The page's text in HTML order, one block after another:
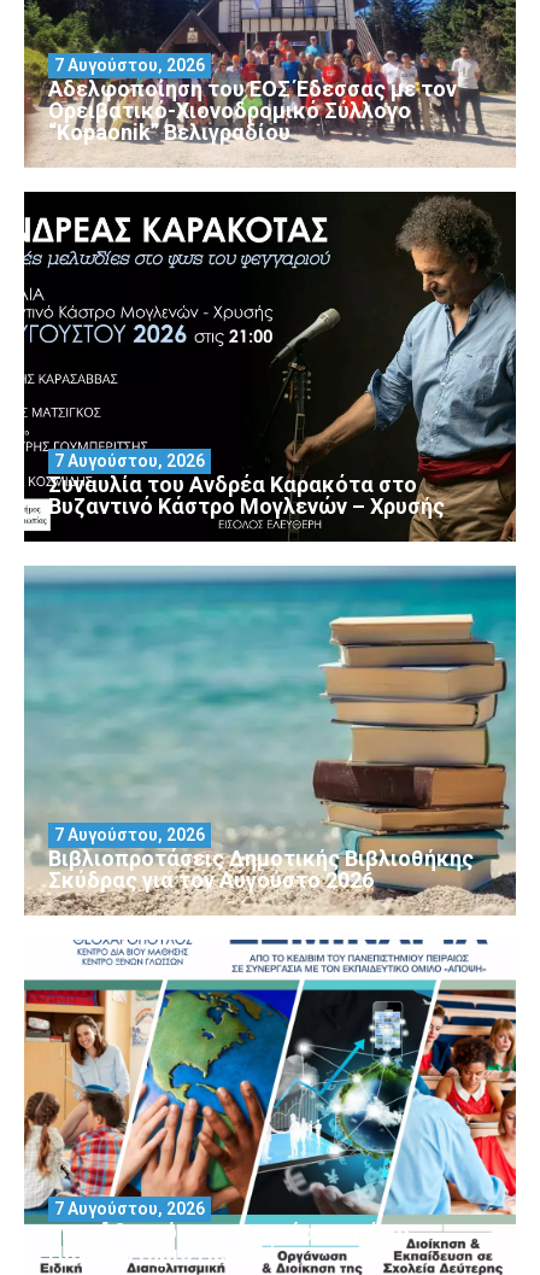
Αδελφοποίηση του ΕΟΣ Έδεσσας με τον
Ορειβατικό-Χιονοδρομικό Σύλλογο
“Kopaonik” Βελιγραδίου
7 Αυγούστου, 2026
Συναυλία του Ανδρέα Καρακότα στο
Βυζαντινό Κάστρο Μογλενών – Χρυσής
7 Αυγούστου, 2026
Βιβλιοπροτάσεις Δημοτικής Βιβλιοθήκης
Σκύδρας για τον Αύγούστο 2026
7 Αυγούστου, 2026
Μοριοδοτούμενα Σεμινάρια από το
Πανεπιστήμιο Πειραιά
7 Αυγούστου, 2026